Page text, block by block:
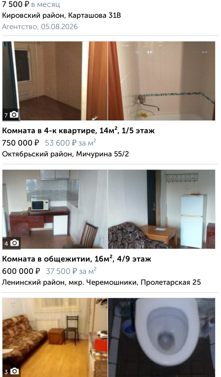
7 500 ₽ в месяц
Кировский район, Карташова 31В
Агентство, 05.08.2026
7
Комната в 4-к квартире, 14м², 1/5 этаж
750 000 ₽ 53 600 ₽ за м²
Октябрьский район, Мичурина 55/2
4
Комната в общежитии, 16м², 4/9 этаж
600 000 ₽ 37 500 ₽ за м²
Ленинский район, мкр. Черемошники, Пролетарская 25
3